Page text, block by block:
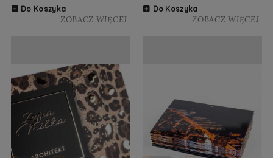
Do Koszyka
ZOBACZ WIĘCEJ
Do Koszyka
ZOBACZ WIĘCEJ